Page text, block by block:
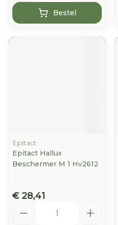
Bestel
Epitact
Epitact Hallux
Beschermer M 1 Hv2612
€ 28,41